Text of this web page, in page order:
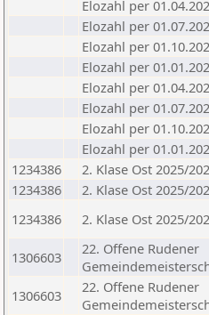
Elozahl per
Elozahl per
Elozahl per
Elozahl per
Elozahl per
Elozahl per
Elozahl per
Elozahl per
1234386
2. Klase Ost 2025/
1234386
2. Klase Ost 2025/
1234386
2. Klase Ost 2025/
1306603
22. Offene Rudener
1306603
22. Offene Rudener